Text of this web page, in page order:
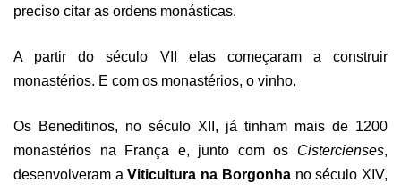
preciso citar as ordens monásticas.
A partir do século VII elas começaram a construir
monastérios. E com os monastérios, o vinho.
Os Beneditinos, no século XII, já tinham mais de 1200
monastérios na França e, junto com os Cistercienses,
desenvolveram aViticultura na Borgonhano século XIV,